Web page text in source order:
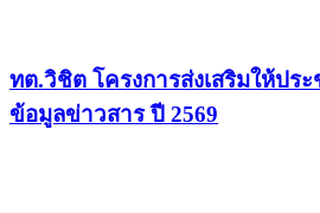
ทต.วิชิต โครงการส่งเสริมให้ปร
ข้อมูลข่าวสาร ปี 2569